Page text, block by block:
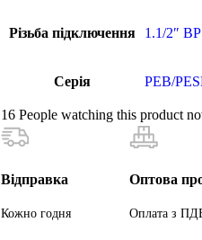
Різьба підключення 1.1/2″ ВР
Серія PEB/
16 People watching this product
Відправка
Кожно годня
Оптова
Оплата з